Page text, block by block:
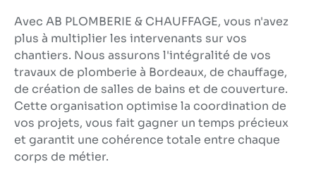
Avec AB PLOMBERIE & CHAUFFAGE, vous n'avez
plus à multiplier les intervenants sur vos
chantiers. Nous assurons l'intégralité de vos
travaux de plomberie à Bordeaux, de chauffage,
de création de salles de bains et de couverture.
Cette organisation optimise la coordination de
vos projets, vous fait gagner un temps précieux
et garantit une cohérence totale entre chaque
corps de métier.